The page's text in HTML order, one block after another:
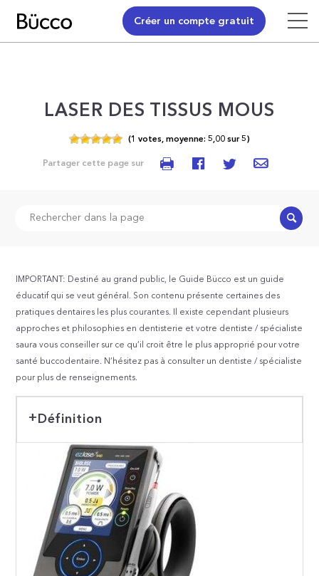
Créer un compte gratuit
LASER DES TISSUS MOUS
(1 votes, moyenne: 5,00 sur5)
Partager cette page sur
IMPORTANT: Destiné au grand public, le Guide Bücco est un guide
éducatif qui se veut général. Son contenu présente certaines des
pratiques dentaires les plus courantes. Il existe cependant plusieurs
approches et philosophies en dentisterie et votre dentiste / spécialiste
saura vous conseiller sur ce qu’il croit être le plus approprié pour votre
santé buccodentaire. N’hésitez pas à consulter un dentiste / spécialiste
pour plus de renseignements.
Définition